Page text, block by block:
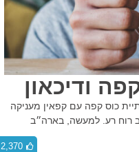
ודיכאון
כוס קפה עם קפאין מעניקה
רוח רע. למעשה, בארה״ב
2,370